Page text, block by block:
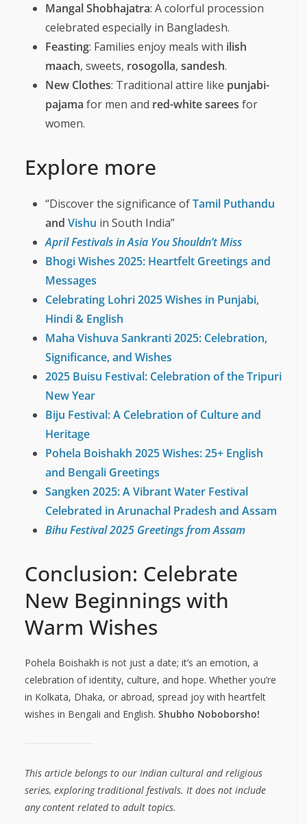
Mangal Shobhajatra: A colorful procession
celebrated especially in Bangladesh.
Feasting: Families enjoy meals with ilish
maach, sweets, rosogolla, sandesh.
New Clothes: Traditional attire like punjabi-
pajama for men and red-white sarees for
women.
Explore more
“Discover the significance ofTamil Puthandu
and Vishu in South India”
April Festivals in Asia You Shouldn’t Miss
Bhogi Wishes 2025: Heartfelt Greetings and
Messages
Celebrating Lohri 2025 Wishes in Punjabi,
Hindi & English
Maha Vishuva Sankranti 2025: Celebration,
Significance, and Wishes
2025 Buisu Festival: Celebration of the Tripuri
New Year
Biju Festival: A Celebration of Culture and
Heritage
Pohela Boishakh 2025 Wishes: 25+ English
and Bengali Greetings
Sangken 2025: A Vibrant Water Festival
Celebrated in Arunachal Pradesh and Assam
Bihu Festival 2025 Greetings from Assam
Conclusion: Celebrate
New Beginnings with
Warm Wishes
Pohela Boishakh is not just a date; it’s an emotion, a
celebration of identity, culture, and hope. Whether you’re
in Kolkata, Dhaka, or abroad, spread joy with heartfelt
wishes in Bengali and English. Shubho Noboborsho!
This article belongs to our Indian cultural and religious
series, exploring traditional festivals. It does not include
any content related to adult topics.